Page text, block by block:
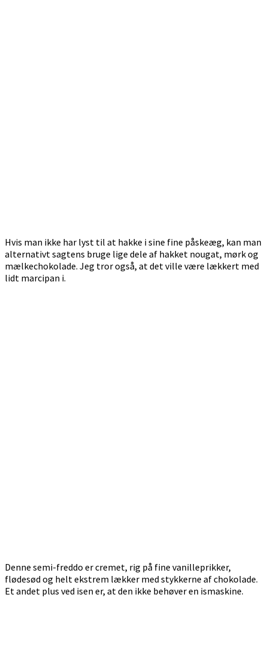
Hvis man ikke har lyst til at hakke i sine fine påskeæg, kan man
alternativt sagtens bruge lige dele af hakket nougat, mørk og
mælkechokolade. Jeg tror også, at det ville være lækkert med
lidt marcipan i.
Denne semi-freddo er cremet, rig på fine vanilleprikker,
flødesød og helt ekstrem lækker med stykkerne af chokolade.
Et andet plus ved isen er, at den ikke behøver en ismaskine.